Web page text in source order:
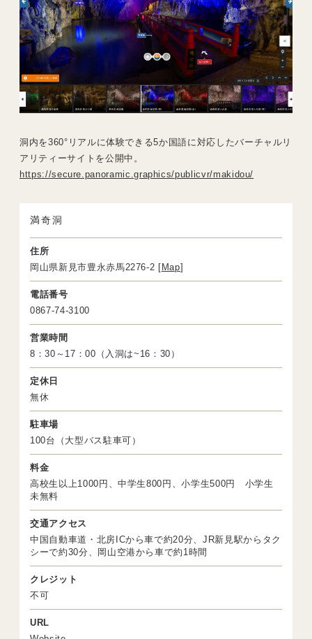
洞内を360°リアルに体験できる5か国語に対応したバーチャルリ
アリティーサイトを公開中。
https://secure.panoramic.graphics/publicvr/makidou/
満奇洞
住所
岡山県新見市豊永赤馬2276-2 [ Map]
電話番号
0867-74-3100
営業時間
8：30～17：00（入洞は~16：30）
定休日
無休
駐車場
100台（大型バス駐車可）
料金
高校生以上1000円、中学生800円、小学生500円 小学生
未無料
交通アクセス
中国自動車道・北房ICから車で約20分、JR新見駅からタク
シーで約30分、岡山空港から車で約1時間
クレジット
不可
URL